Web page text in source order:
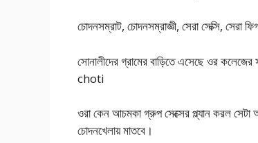
চোদনসম্রাট, চোদনসম্রাজ্ঞী, সেরা সেক্সি, সেরা
সোনালীদের গ্রামের বাড়িতে এসেছে ওর
choti
ওরা কেন আচমকা গ্রুপ সেক্সের প্ল্যান করল সেটা
চোদনখেলায় মাতবে।